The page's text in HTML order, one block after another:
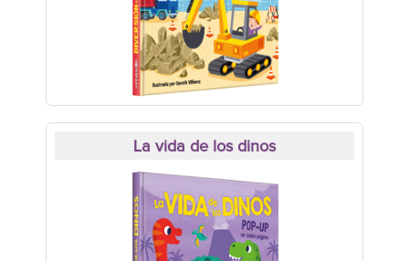
La vida de los dinos